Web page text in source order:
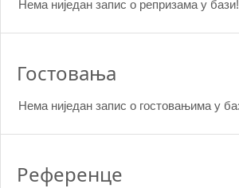
Нема ниједан запис o репризама у бази!
Гостовања
Нема ниједан запис o гостовањима у
Референце